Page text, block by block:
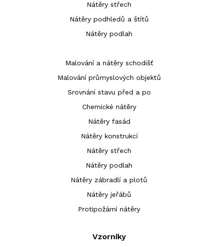
Nátěry střech
Nátěry podhledů a štítů
Nátěry podlah
Malování a nátěry schodišť
Malování průmyslových objektů
Srovnání stavu před a po
Chemické nátěry
Nátěry fasád
Nátěry konstrukcí
Nátěry střech
Nátěry podlah
Nátěry zábradlí a plotů
Nátěry jeřábů
Protipožární nátěry
Vzorníky